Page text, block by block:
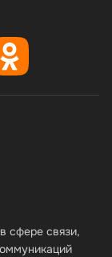
сфере связи,